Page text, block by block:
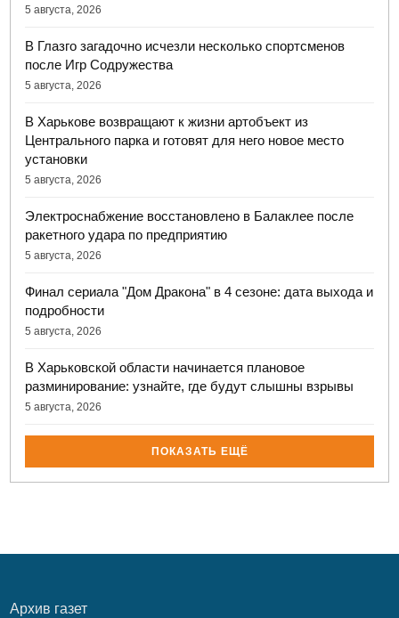
5 августа, 2026
В Глазго загадочно исчезли несколько спортсменов
после Игр Содружества
5 августа, 2026
В Харькове возвращают к жизни артобъект из
Центрального парка и готовят для него новое место
установки
5 августа, 2026
Электроснабжение восстановлено в Балаклее после
ракетного удара по предприятию
5 августа, 2026
Финал сериала "Дом Дракона" в 4 сезоне: дата выхода и
подробности
5 августа, 2026
В Харьковской области начинается плановое
разминирование: узнайте, где будут слышны взрывы
5 августа, 2026
ПОКАЗАТЬ ЕЩЁ
Архив газет